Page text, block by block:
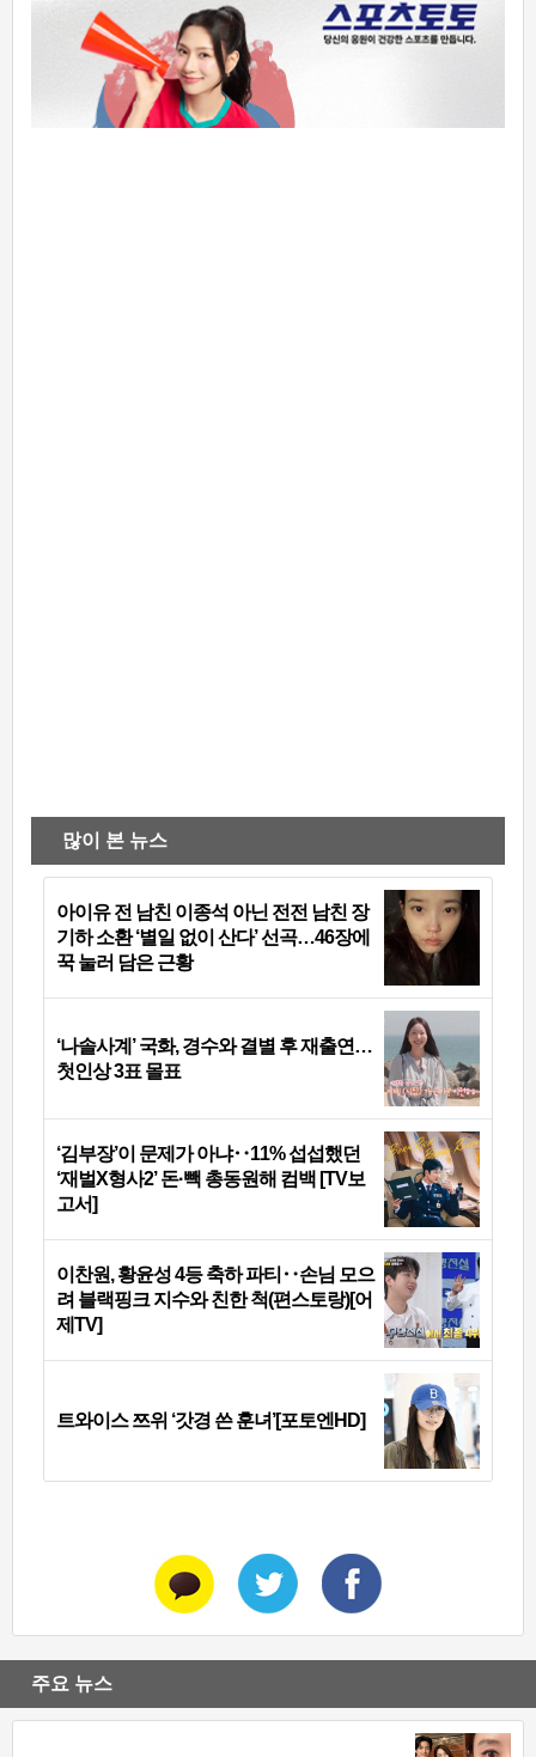
많이 본 뉴스
아이유 전 남친 이종석 아닌 전전 남친 장
기하 소환 ‘별일 없이 산다’ 선곡…46장에
꾹 눌러 담은 근황
‘나솔사계’ 국화, 경수와 결별 후 재출연…
첫인상 3표 몰표
‘김부장’이 문제가 아냐‥11% 섭섭했던
‘재벌X형사2’ 돈·빽 총동원해 컴백 [TV보
고서]
이찬원, 황윤성 4등 축하 파티‥손님 모으
려 블랙핑크 지수와 친한 척(편스토랑)[어
제TV]
트와이스 쯔위 ‘갓경 쓴 훈녀’[포토엔HD]
주요 뉴스